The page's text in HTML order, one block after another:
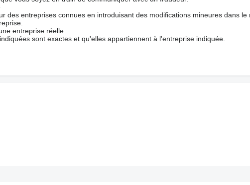
des entreprises connues en introduisant des modifications mineures dans le
entreprise réelle
sont exactes et qu'elles appartiennent à l'entreprise indiquée.